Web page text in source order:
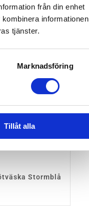
från din enhet
informationen
tjänster.
Marknadsföring
Tillåt alla
Stormblå